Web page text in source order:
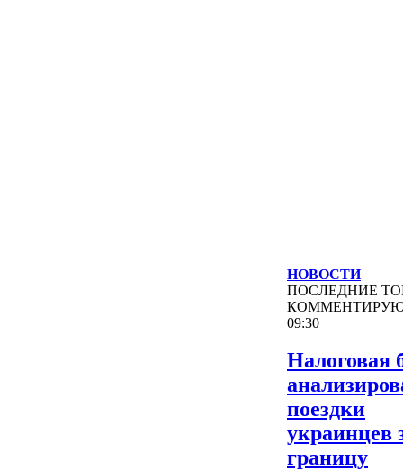
НОВОСТИ
ПОСЛЕДНИЕ
09:30
Налоговая
поездки
украинцев
границу